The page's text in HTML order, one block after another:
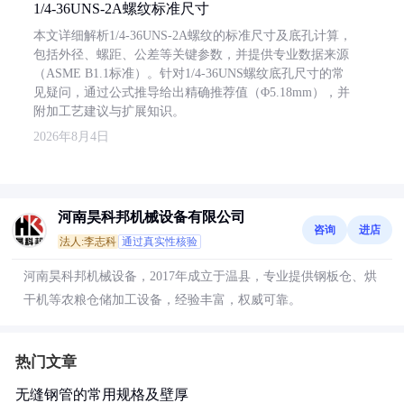
1/4-36UNS-2A螺纹标准尺寸
本文详细解析1/4-36UNS-2A螺纹的标准尺寸及底孔计算，
包括外径、螺距、公差等关键参数，并提供专业数据来源
（ASME B1.1标准）。针对1/4-36UNS螺纹底孔尺寸的常
见疑问，通过公式推导给出精确推荐值（Φ5.18mm），并
附加工艺建议与扩展知识。
2026年8月4日
河南昊科邦机械设备有限公司
法人:李志科 通过真实性核验
咨询 进店
河南昊科邦机械设备，2017年成立于温县，专业提供钢板仓、烘
干机等农粮仓储加工设备，经验丰富，权威可靠。
热门文章
无缝钢管的常用规格及壁厚